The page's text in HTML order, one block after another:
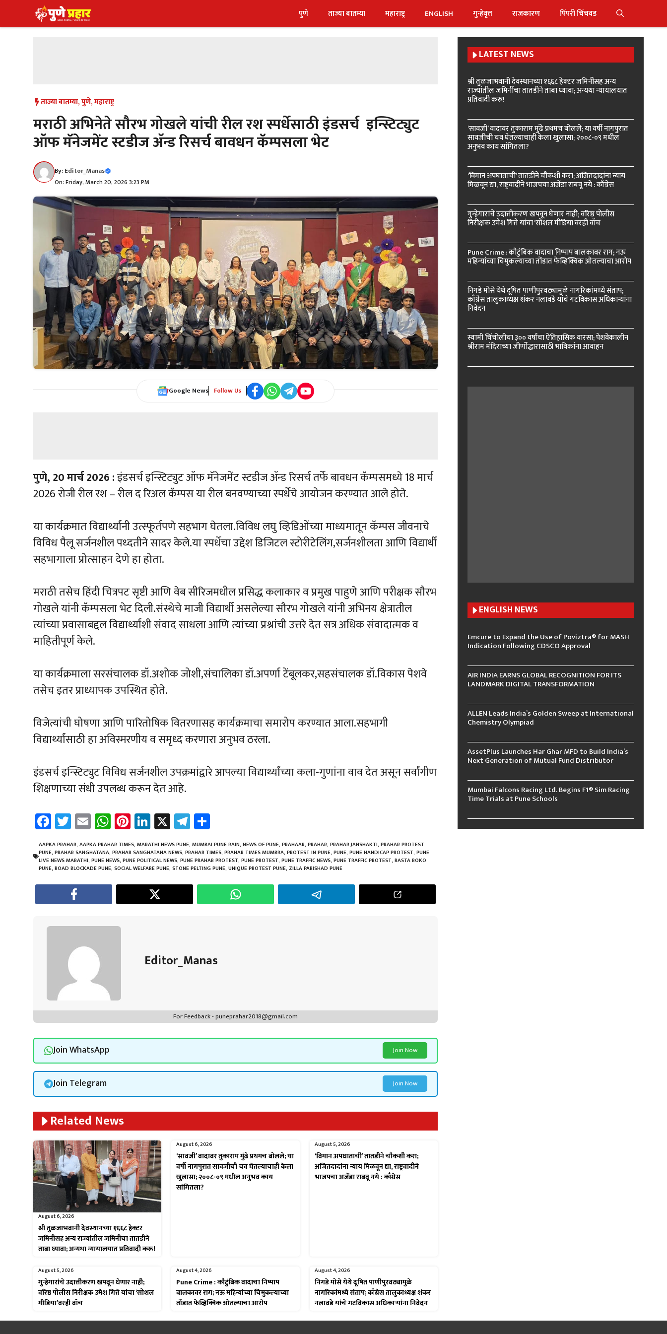
to
पुणे ताज्या बातम्या महाराष्ट्र ENGLISH गुन्हेवृत्त राजकारण पिंपरी चिंचवड
ताज्या बातम्या,पुणे,महाराष्ट्र
मराठी अभिनेते सौरभ गोखले यांची रील रश स्पर्धेसाठी इंडसर्च इन्स्टिट्युट
ऑफ मॅनेजमेंट स्टडीज ॲन्ड रिसर्च बावधन कॅम्पसला भेट
By:Editor_Manas
On: Friday, March 20, 2026 3:23 PM
Google News Follow Us
पुणे, 20 मार्च 2026 :इंडसर्च इन्स्टिट्युट ऑफ मॅनेजमेंट स्टडीज ॲन्ड रिसर्च तर्फे बावधन कॅम्पसमध्ये 18 मार्च
2026 रोजी रील रश – रील द रिअल कॅम्पस या रील बनवण्याच्या स्पर्धेचे आयोजन करण्यात आले होते.
या कार्यक्रमात विद्यार्थ्यांनी उत्स्फूर्तपणे सहभाग घेतला.विविध लघु व्हिडिओंच्या माध्यमातून कॅम्पस जीवनाचे
विविध पैलू सर्जनशील पध्दतीने सादर केले.या स्पर्धेचा उद्देश डिजिटल स्टोरीटेलिंग,सर्जनशीलता आणि विद्यार्थी
सहभागाला प्रोत्साहन देणे हा होता.
मराठी तसेच हिंदी चित्रपट सृष्टी आणि वेब सीरिजमधील प्रसिद्ध कलाकार व प्रमुख पाहुणे आणि परीक्षक सौरभ
गोखले यांनी कॅम्पसला भेट दिली.संस्थेचे माजी विद्यार्थी असलेल्या सौरभ गोखले यांनी अभिनय क्षेत्रातील
त्यांच्या प्रवासाबद्दल विद्यार्थ्यांशी संवाद साधला आणि त्यांच्या प्रश्नांची उत्तरे देत सत्र अधिक संवादात्मक व
माहितीपूर्ण केले.
या कार्यक्रमाला सरसंचालक डॉ.अशोक जोशी,संचालिका डॉ.अपर्णा टेंबूलकर,सहसंचालक डॉ.विकास पेशवे
तसेच इतर प्राध्यापक उपस्थित होते.
विजेत्यांची घोषणा आणि पारितोषिक वितरणासह कार्यक्रमाचा समारोप करण्यात आला.सहभागी
विद्यार्थ्यांसाठी हा अविस्मरणीय व समृध्द करणारा अनुभव ठरला.
इंडसर्च इन्स्टिट्युट विविध सर्जनशील उपक्रमांद्वारे आपल्या विद्यार्थ्यांच्या कला-गुणांना वाव देत असून सर्वांगीण
शिक्षणाच्या संधी उपलब्ध करून देत आहे.
Fa
ce
b
o
ok
T
wi
tt
er
E
m
ail
W
h
at
sA
p
p
Pi
nt
er
es
t
Li
nk
e
dI
n
X Te
le
gr
a
m
ar
e
AAPKA PRAHAR, AAPKA PRAHAR TIMES, MARATHI NEWS PUNE, MUMBAI PUNE RAIN, NEWS OF PUNE, PRAHAAR, PRAHAR, PRAHAR JANSHAKTI, PRAHAR PROTEST
PUNE, PRAHAR SANGHATANA, PRAHAR SANGHATANA NEWS, PRAHAR TIMES, PRAHAR TIMES MUMBRA, PROTEST IN PUNE, PUNE, PUNE HANDICAP PROTEST, PUNE
LIVE NEWS MARATHI, PUNE NEWS, PUNE POLITICAL NEWS, PUNE PRAHAR PROTEST, PUNE PROTEST, PUNE TRAFFIC NEWS, PUNE TRAFFIC PROTEST, RASTA ROKO
PUNE, ROAD BLOCKADE PUNE, SOCIAL WELFARE PUNE, STONE PELTING PUNE, UNIQUE PROTEST PUNE, ZILLA PARISHAD PUNE
Editor_Manas
For Feedback - puneprahar2018@gmail.com
Join WhatsApp Join Now
Join Telegram Join Now
Related News
August 6, 2026
श्री तुळजाभवानी देवस्थानच्या १६६८ हेक्टर
जमिनींसह अन्य राज्यांतील जमिनींचा तातडीने
ताबा घ्यावा; अन्यथा न्यायालयात प्रतिवादी करू!
August 6, 2026
‘सावजी’ वादावर तुकाराम मुंढे प्रथमच बोलले; या
वर्षी नागपुरात सावजीची चव घेतल्याचाही केला
खुलासा; २००८-०९ मधील अनुभव काय
सांगितला?
August 5, 2026
‘विमान अपघाताची’ तातडीने चौकशी करा;
अजितदादांना न्याय मिळवून द्या, राष्ट्रवादीने
भाजपचा अजेंडा राबवू नये : काँग्रेस
August 5, 2026
गुन्हेगारांचे उदात्तीकरण खपवून घेणार नाही;
वरिष्ठ पोलीस निरीक्षक उमेश गित्ते यांचा ‘सोशल
मीडिया’वरही वॉच
August 4, 2026
Pune Crime : कौटुंबिक वादाचा निष्पाप
बालकावर राग; नऊ महिन्यांच्या चिमुकल्याच्या
तोंडात फेव्हिक्विक ओतल्याचा आरोप
August 4, 2026
निगडे मोसे येथे दूषित पाणीपुरवठ्यामुळे
नागरिकांमध्ये संताप; काँग्रेस तालुकाध्यक्ष शंकर
नलावडे यांचे गटविकास अधिकाऱ्यांना निवेदन
LATEST NEWS
श्री तुळजाभवानी देवस्थानच्या १६६८ हेक्टर जमिनींसह अन्य
राज्यांतील जमिनींचा तातडीने ताबा घ्यावा; अन्यथा न्यायालयात
प्रतिवादी करू!
‘सावजी’ वादावर तुकाराम मुंढे प्रथमच बोलले; या वर्षी नागपुरात
सावजीची चव घेतल्याचाही केला खुलासा; २००८-०९ मधील
अनुभव काय सांगितला?
‘विमान अपघाताची’ तातडीने चौकशी करा; अजितदादांना न्याय
मिळवून द्या, राष्ट्रवादीने भाजपचा अजेंडा राबवू नये : काँग्रेस
गुन्हेगारांचे उदात्तीकरण खपवून घेणार नाही; वरिष्ठ पोलीस
निरीक्षक उमेश गित्ते यांचा ‘सोशल मीडिया’वरही वॉच
Pune Crime : कौटुंबिक वादाचा निष्पाप बालकावर राग; नऊ
महिन्यांच्या चिमुकल्याच्या तोंडात फेव्हिक्विक ओतल्याचा आरोप
निगडे मोसे येथे दूषित पाणीपुरवठ्यामुळे नागरिकांमध्ये संताप;
काँग्रेस तालुकाध्यक्ष शंकर नलावडे यांचे गटविकास अधिकाऱ्यांना
निवेदन
स्वामी चिंचोलीचा ३०० वर्षांचा ऐतिहासिक वारसा; पेशवेकालीन
श्रीराम मंदिराच्या जीर्णोद्धारासाठी भाविकांना आवाहन
ENGLISH NEWS
Emcure to Expand the Use of Poviztra® for MASH
Indication Following CDSCO Approval
AIR INDIA EARNS GLOBAL RECOGNITION FOR ITS
LANDMARK DIGITAL TRANSFORMATION
ALLEN Leads India’s Golden Sweep at International
Chemistry Olympiad
AssetPlus Launches Har Ghar MFD to Build India’s
Next Generation of Mutual Fund Distributor
Mumbai Falcons Racing Ltd. Begins F1® Sim Racing
Time Trials at Pune Schools